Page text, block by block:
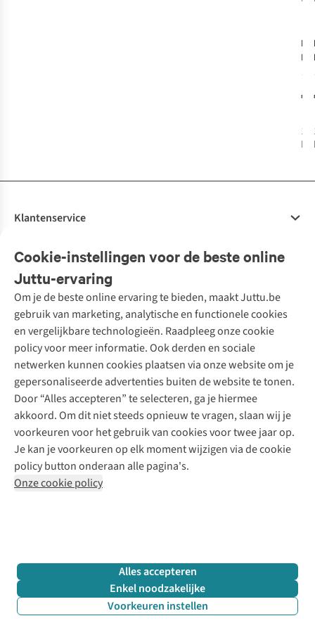
Filter & sorteer
I
1
Cookie-instellingen voor de beste online
Juttu-ervaring
Om je de beste online ervaring te bieden, maakt Juttu.be
gebruik van marketing, analytische en functionele cookies
en vergelijkbare technologieën. Raadpleeg onze cookie
policy voor meer informatie. Ook derden en sociale
netwerken kunnen cookies plaatsen via onze website om je
gepersonaliseerde advertenties buiten de website te tonen.
Door “Alles accepteren” te selecteren, ga je hiermee
akkoord. Om dit niet steeds opnieuw te vragen, slaan wij je
voorkeuren voor het gebruik van cookies voor twee jaar op.
Je kan je voorkeuren op elk moment wijzigen via de cookie
policy button onderaan alle pagina's.
Onze cookie policy
Alles accepteren
Enkel noodzakelijke
Voorkeuren instellen
Klantenservice
Bestellen
Betalen
10% studentenkorting
Klarna - achteraf betalen
Levering
Retourneren
Bestelling herroepen
Garantie
Contact
Onze diensten
Tweedehands - ReJUsed
Kledingatelier
Personal shopping
Textielbox
Events / workshops
Juttu
Over ons
Juttu Friends
Inspiratie
Werken bij Juttu
Onze winkels
De wereld van Juttu
Verantwoord ondernemen
Toegankelijkheidsverklaring
Merken
Nathalie Vleeschouwer
Selected dames
HKLiving
Dickies
Sessùn
Strom
O My Bag
Revolution
Meld je aan voor de nieuwsbrief
Follow us
+32 (0)3 828 30 15 team@juttu.be
BTW BE 0416.762.280